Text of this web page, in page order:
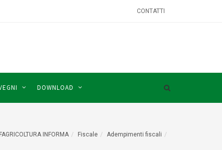
CONTATTI
DOWNLOAD
INFORMA Fiscale Adempimenti fiscali